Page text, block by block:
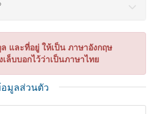
และที่อยู่ ให้เป็น ภาษาอังกฤษ
ล็บบอกไว้ว่าเป็นภาษาไทย
มูลส่วนตัว